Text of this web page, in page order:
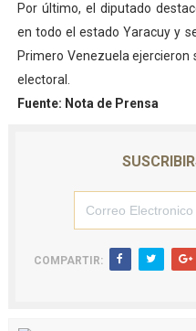
Por último, el diputado
en todo el estado Yaracuy y
Primero Venezuela
electoral.
Fuente: Nota de Prensa
COMPARTIR: